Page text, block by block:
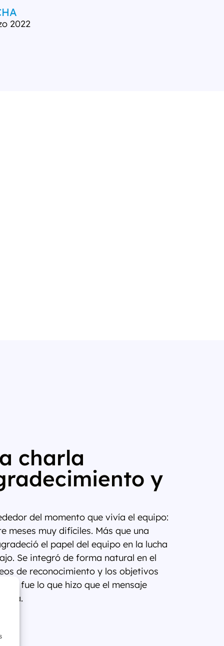
2022
charla
y
del momento que vivía el equipo:
meses muy difíciles. Más que una
el papel del equipo en la lucha
Se integró de forma natural en el
de reconocimiento y los objetivos
fue lo que hizo que el mensaje